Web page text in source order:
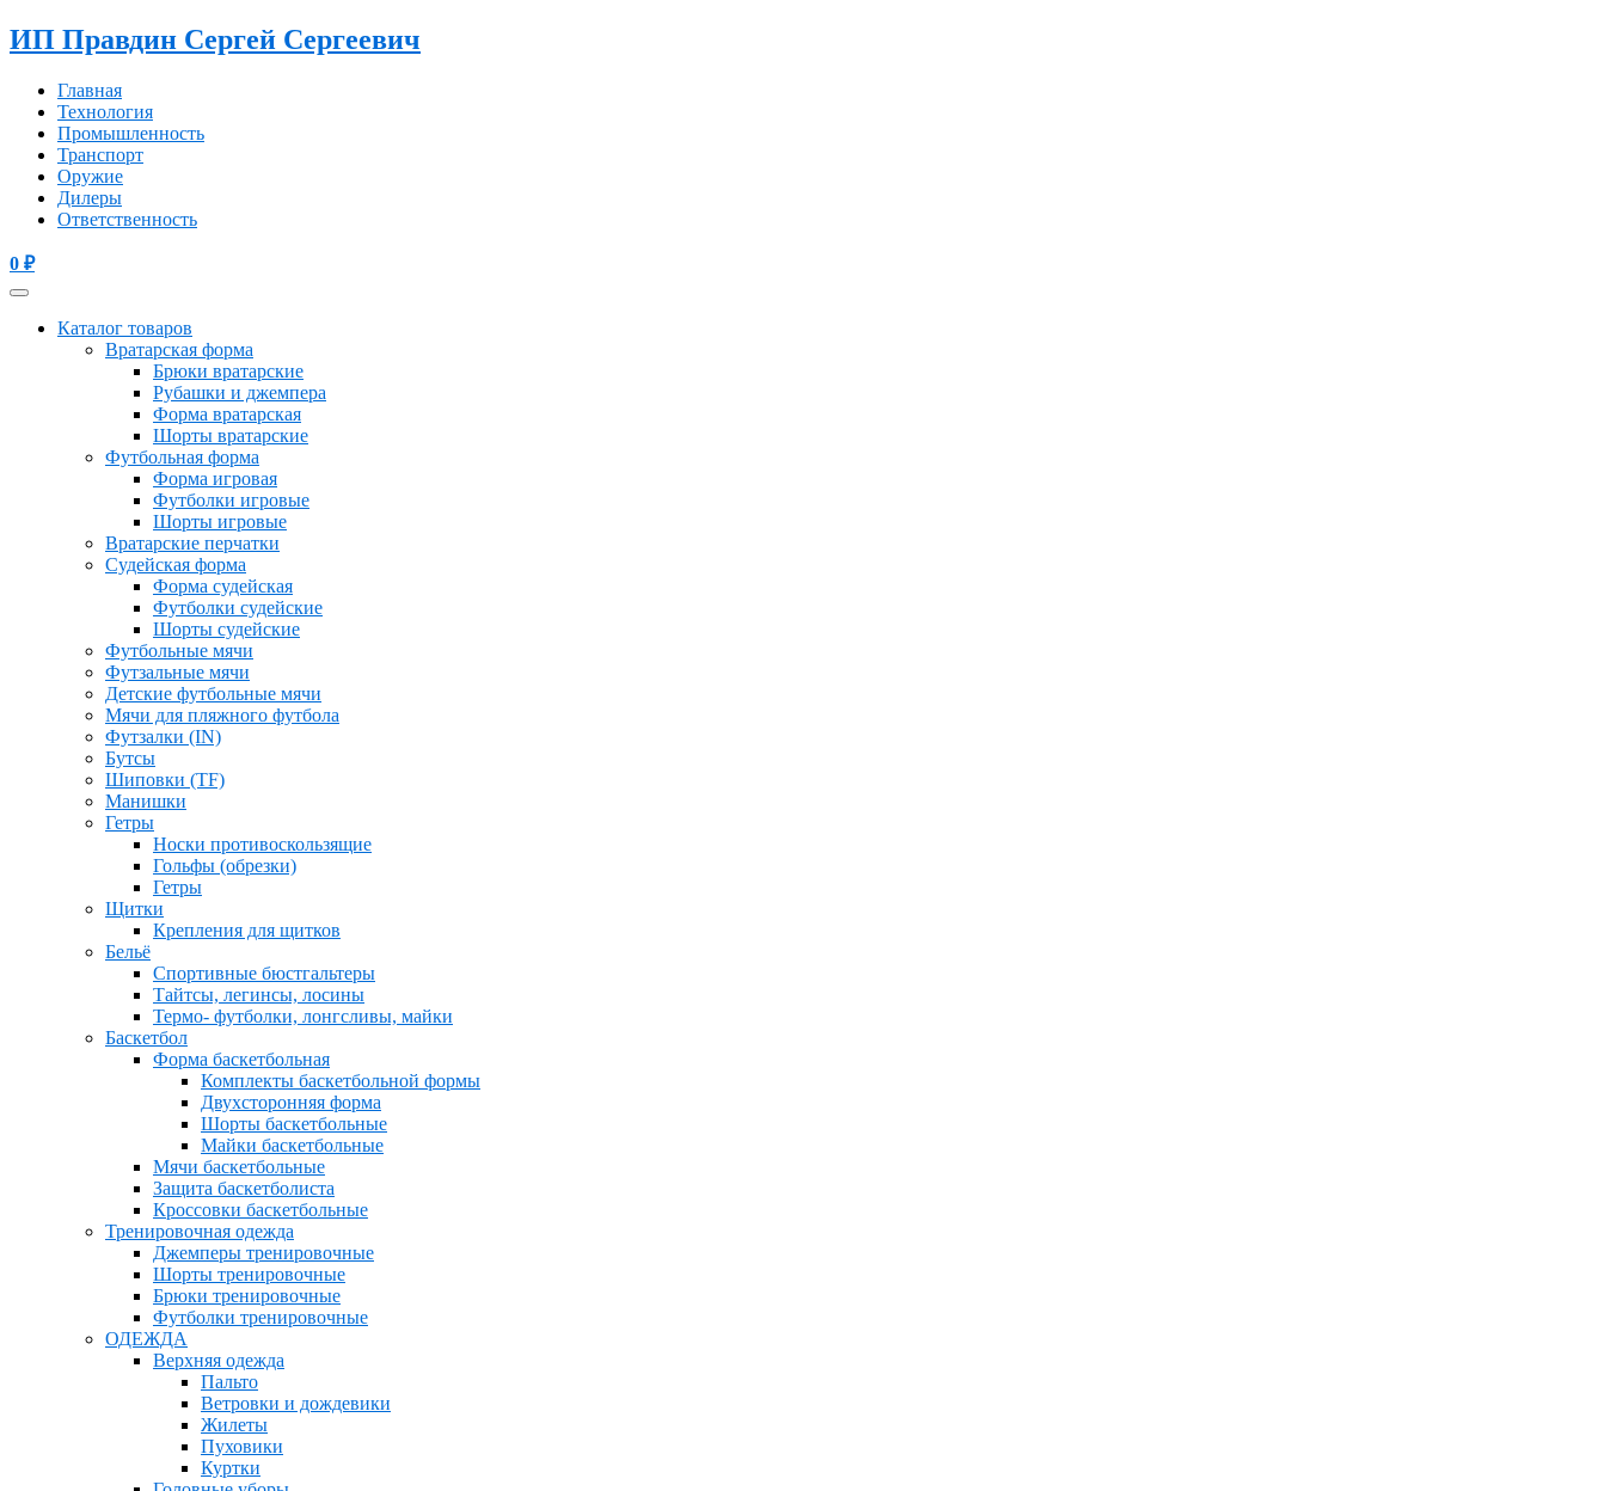
ИП Правдин Сергей Сергеевич
Главная
Технология
Промышленность
Транспорт
Оружие
Дилеры
Ответственность
0 ₽
Каталог товаров
Вратарская форма
Брюки вратарские
Рубашки и джемпера
Форма вратарская
Шорты вратарские
Футбольная форма
Форма игровая
Футболки игровые
Шорты игровые
Вратарские перчатки
Судейская форма
Форма судейская
Футболки судейские
Шорты судейские
Футбольные мячи
Футзальные мячи
Детские футбольные мячи
Мячи для пляжного футбола
Футзалки (IN)
Бутсы
Шиповки (TF)
Манишки
Гетры
Носки противоскользящие
Гольфы (обрезки)
Гетры
Щитки
Крепления для щитков
Бельё
Спортивные бюстгальтеры
Тайтсы, легинсы, лосины
Термо- футболки, лонгсливы, майки
Баскетбол
Форма баскетбольная
Комплекты баскетбольной формы
Двухсторонняя форма
Шорты баскетбольные
Майки баскетбольные
Мячи баскетбольные
Защита баскетболиста
Кроссовки баскетбольные
Тренировочная одежда
Джемперы тренировочные
Шорты тренировочные
Брюки тренировочные
Футболки тренировочные
ОДЕЖДА
Верхняя одежда
Пальто
Ветровки и дождевики
Жилеты
Пуховики
Куртки